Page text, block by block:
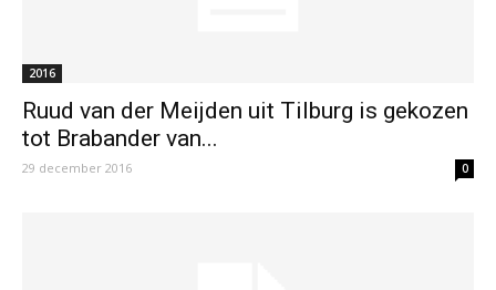
2016
Ruud van der Meijden uit Tilburg is gekozen
tot Brabander van...
29 december 2016 0